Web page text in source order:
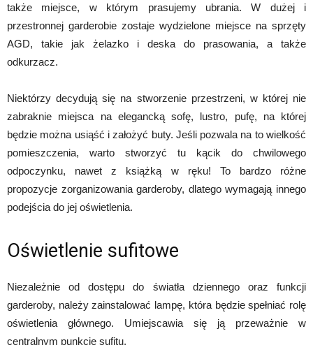
także miejsce, w którym prasujemy ubrania. W dużej i
przestronnej garderobie zostaje wydzielone miejsce na sprzęty
AGD, takie jak żelazko i deska do prasowania, a także
odkurzacz.
Niektórzy decydują się na stworzenie przestrzeni, w której nie
zabraknie miejsca na elegancką sofę, lustro, pufę, na której
będzie można usiąść i założyć buty. Jeśli pozwala na to wielkość
pomieszczenia, warto stworzyć tu kącik do chwilowego
odpoczynku, nawet z książką w ręku! To bardzo różne
propozycje zorganizowania garderoby, dlatego wymagają innego
podejścia do jej oświetlenia.
Oświetlenie sufitowe
Niezależnie od dostępu do światła dziennego oraz funkcji
garderoby, należy zainstalować lampę, która będzie spełniać rolę
oświetlenia głównego. Umiejscawia się ją przeważnie w
centralnym punkcie sufitu.